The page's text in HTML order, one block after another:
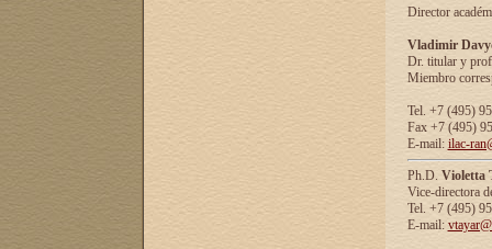
Director
Vladimir
Dr. titular y
Miembro
Tel. +7 (495)
Fax +7 (495)
E-mail: ilac-
Ph.D. Violetta
Vice-directora
Tel. +7 (495)
E-mail: